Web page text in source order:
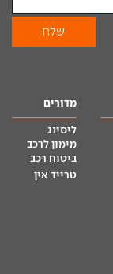
מדורים
ליסינג
מימון לרכב
ביטוח רכב
טרייד אין